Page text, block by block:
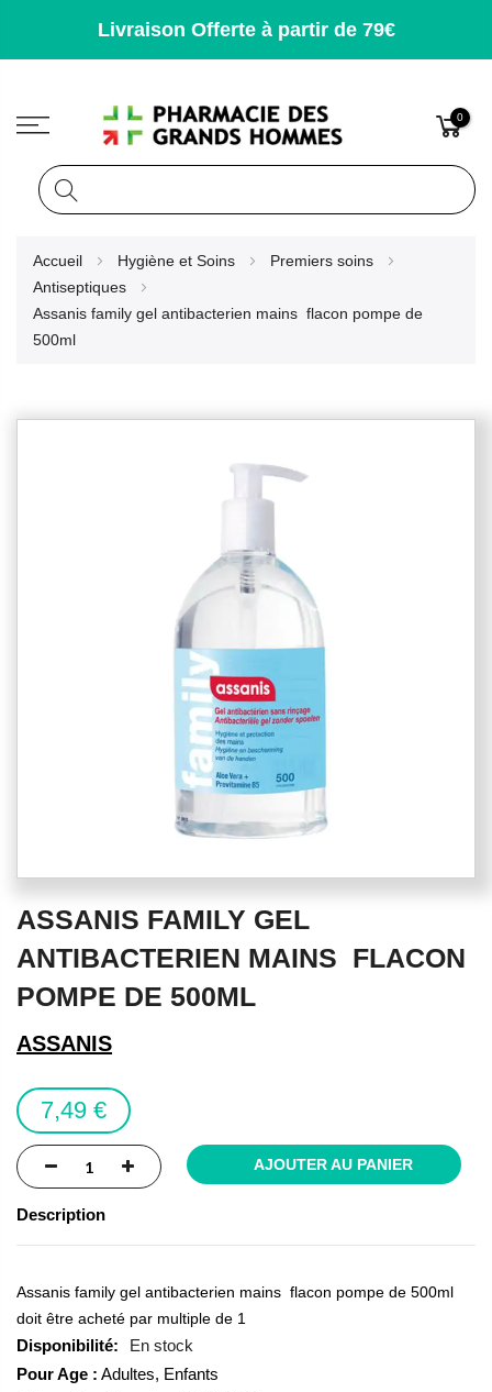
Livraison Offerte à partir de 79€
0
Accueil Hygiène et Soins
Premiers soins
Antiseptiques
Assanis family gel antibacterien mains  flacon pompe de
500ml
to
beginning
of
images
ASSANIS FAMILY GEL
ANTIBACTERIEN MAINS  FLACON
POMPE DE 500ML
ASSANIS
7,49 €
AJOUTER AU PANIER
Description
Assanis family gel antibacterien mains  flacon pompe de 500ml
doit être acheté par multiple de 1
En stock
Pour Age : Adultes, Enfants